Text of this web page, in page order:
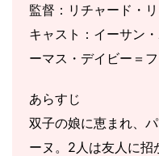
監督：リチャード・
キャスト：イーサン
ーマス・デイビー＝
あらすじ
双子の娘に恵まれ、
ーヌ。2人は友人に招